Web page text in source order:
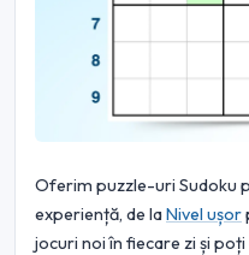
Oferim puzzle-uri Sudoku
experiență, de laNivel ușor
jocuri noi în fiecare zi și